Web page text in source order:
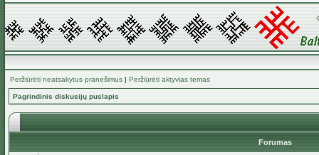
Peržiūrėti neatsakytus pranešimus | Peržiūrėti aktyvias temas
Pagrindinis diskusijų puslapis
Forumas